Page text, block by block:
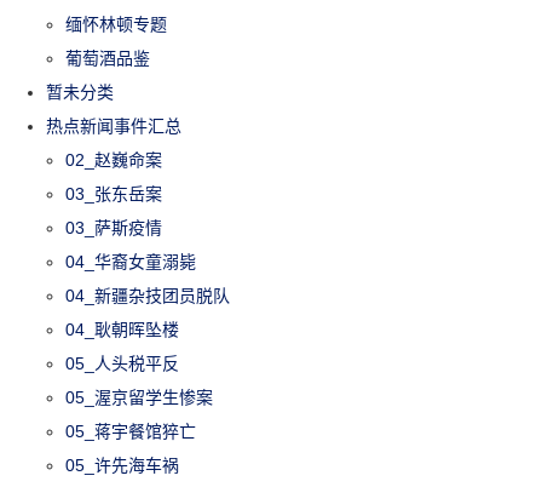
缅怀林顿专题
葡萄酒品鉴
暂未分类
热点新闻事件汇总
02_赵巍命案
03_张东岳案
03_萨斯疫情
04_华裔女童溺毙
04_新疆杂技团员脱队
04_耿朝晖坠楼
05_人头税平反
05_渥京留学生惨案
05_蒋宇餐馆猝亡
05_许先海车祸